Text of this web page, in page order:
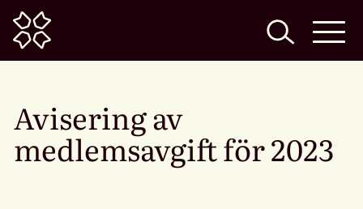
Home
Avisering av
medlemsavgift för 2023